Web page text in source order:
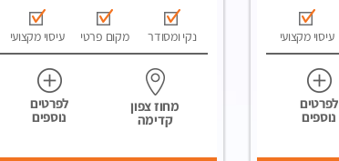
עיסוי מקצועי
לפרטים
נוספים
נקי ומסודר מקום פרטי עיסוי מקצועי
מחוז צפון
קדימה
לפרטים
נוספים